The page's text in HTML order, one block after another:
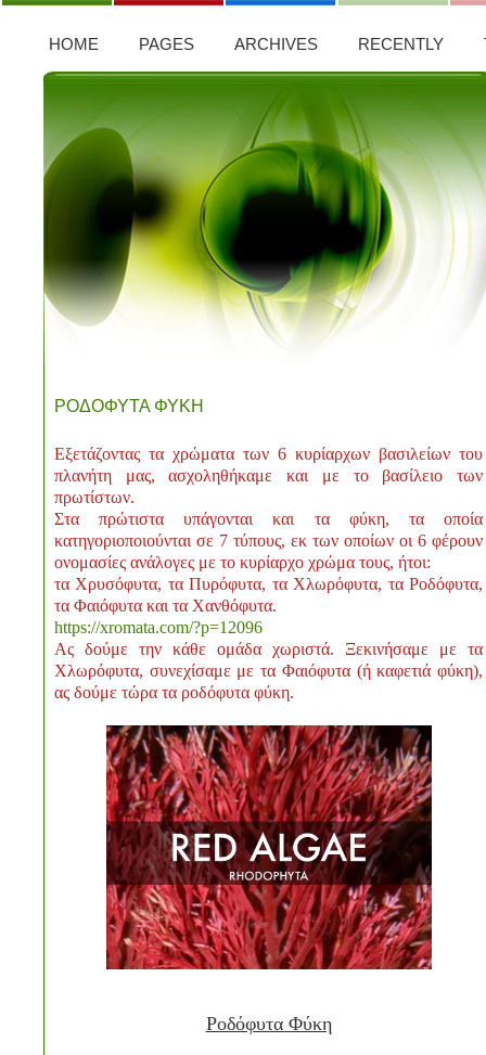
HOME PAGES ARCHIVES RECENTLY
ΡΟΔΟΦΥΤΑ ΦΥΚΗ
Εξετάζοντας τα χρώματα των 6 κυρίαρχων βασιλείων του
πλανήτη μας, ασχοληθήκαμε και με το βασίλειο των
πρωτίστων.
Στα πρώτιστα υπάγονται και τα φύκη, τα οποία
κατηγοριοποιούνται σε 7 τύπους, εκ των οποίων οι 6 φέρουν
ονομασίες ανάλογες με το κυρίαρχο χρώμα τους, ήτοι:
τα Χρυσόφυτα, τα Πυρόφυτα, τα Χλωρόφυτα, τα Ροδόφυτα,
τα Φαιόφυτα και τα Χανθόφυτα.
https://xromata.com/?p=12096
Ας δούμε την κάθε ομάδα χωριστά. Ξεκινήσαμε με τα
Χλωρόφυτα, συνεχίσαμε με τα Φαιόφυτα (ή καφετιά φύκη),
ας δούμε τώρα τα ροδόφυτα φύκη.
Ροδόφυτα Φύκη